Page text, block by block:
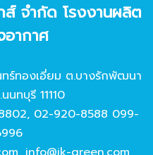
ส์ จํากัด โรงงานผลิต
ากาศ
ร์ทองเอี่ยม ต.บางรักพัฒนา
นทบุรี 11110
, 02-920-8588 099-